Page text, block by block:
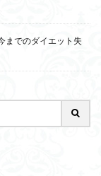
までのダイエット失